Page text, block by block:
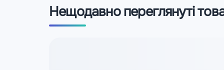
Нещодавно переглянуті